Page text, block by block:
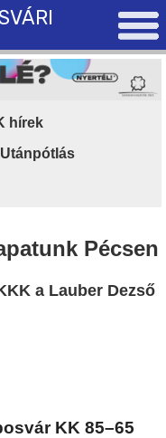
hírek
Utánpótlás
Pécsen
a Lauber Dezső
KK 85–65